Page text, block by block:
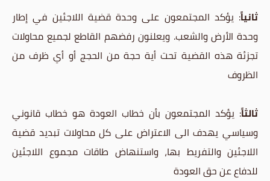
ثانياً: يؤكد المجتمعون على وحدة قضية اللاجئين في إطار
وحدة الأرض والشعب. ويعلنون رفضهم القاطع لجميع محاولات
تجزئة هذه القضية تحت أية حجة من الحجج أو أي ظرف من
الظروف
ثالثاً: يؤكد المجتمعون بأن خطاب العودة هو خطاب قانوني
وسياسي يهدف الى الاعتراض على كل محاولات تبديد قضية
اللاجئين والتفريط بها، واستنهاض طاقات مجموع اللاجئين
للدفاع عن حق العودة